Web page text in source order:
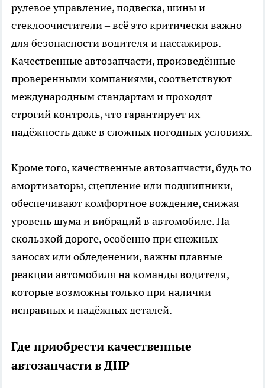
рулевое управление, подвеска, шины и
стеклоочистители – всё это критически важно
для безопасности водителя и пассажиров.
Качественные автозапчасти, произведённые
проверенными компаниями, соответствуют
международным стандартам и проходят
строгий контроль, что гарантирует их
надёжность даже в сложных погодных условиях.
Кроме того, качественные автозапчасти, будь то
амортизаторы, сцепление или подшипники,
обеспечивают комфортное вождение, снижая
уровень шума и вибраций в автомобиле. На
скользкой дороге, особенно при снежных
заносах или обледенении, важны плавные
реакции автомобиля на команды водителя,
которые возможны только при наличии
исправных и надёжных деталей.
Где приобрести качественные
автозапчасти в ДНР